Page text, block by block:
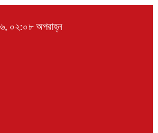
০২:০৮ অপরাহ্ন